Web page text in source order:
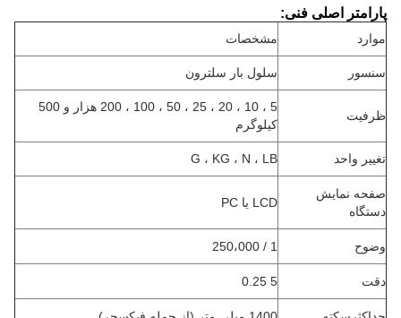
پارامتر اصلی فنی:
موارد مشخصات
سنسور سلول بار سلترون
ظرفیت
5 ، 10 ، 20 ، 25 ، 50 ، 100 ، 200 هزار و 500
کیلوگرم
تغییر واحد G ، KG ، N ، LB
صفحه نمایش
دستگاه
LCD یا PC
وضوح 1 / 250،000
دقت 5 0.25